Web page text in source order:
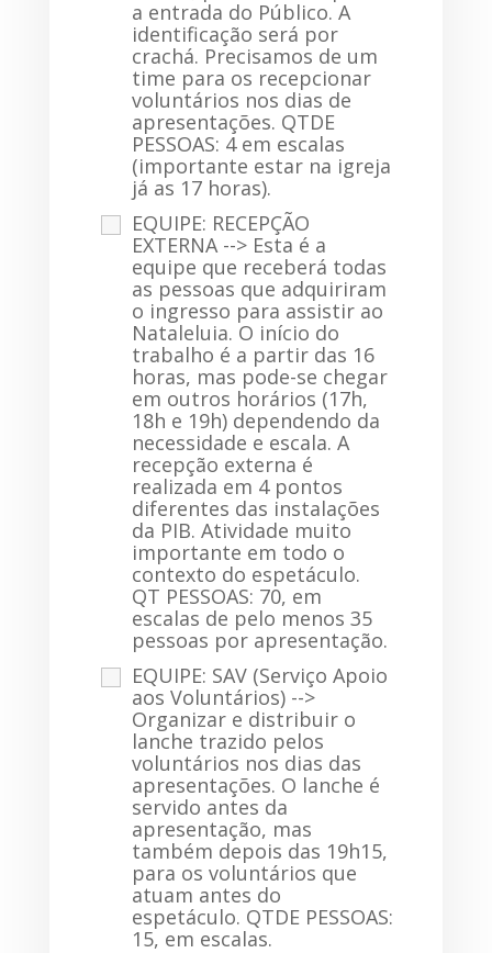
a entrada do Público. A
identificação será por
crachá. Precisamos de um
time para os recepcionar
voluntários nos dias de
apresentações. QTDE
PESSOAS: 4 em escalas
(importante estar na igreja
já as 17 horas).
EQUIPE: RECEPÇÃO
EXTERNA --> Esta é a
equipe que receberá todas
as pessoas que adquiriram
o ingresso para assistir ao
Nataleluia. O início do
trabalho é a partir das 16
horas, mas pode-se chegar
em outros horários (17h,
18h e 19h) dependendo da
necessidade e escala. A
recepção externa é
realizada em 4 pontos
diferentes das instalações
da PIB. Atividade muito
importante em todo o
contexto do espetáculo.
QT PESSOAS: 70, em
escalas de pelo menos 35
pessoas por apresentação.
EQUIPE: SAV (Serviço Apoio
aos Voluntários) -->
Organizar e distribuir o
lanche trazido pelos
voluntários nos dias das
apresentações. O lanche é
servido antes da
apresentação, mas
também depois das 19h15,
para os voluntários que
atuam antes do
espetáculo. QTDE PESSOAS:
15, em escalas.